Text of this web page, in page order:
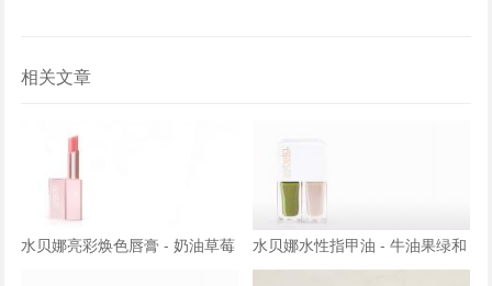
相关文章
水贝娜亮彩焕色唇膏 - 奶油草莓
水贝娜水性指甲油 - 牛油果绿和
奶油白/枫叶红和奶茶裸/雾霾蓝